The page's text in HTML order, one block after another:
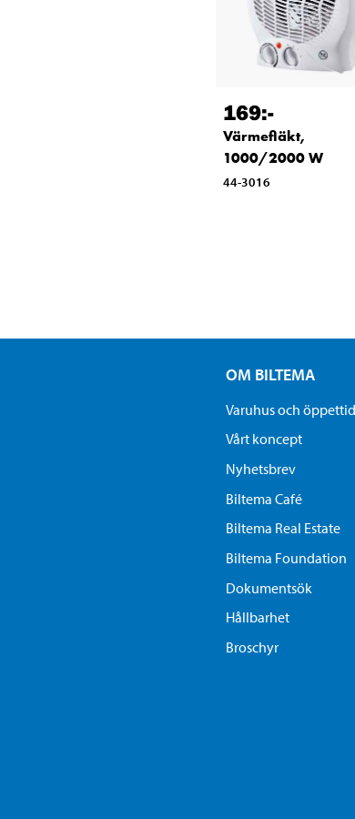
169:-
Värmefläkt,
1000/2000 W
44-3016
OM BILTEMA
Varuhus och
Vårt koncept
Nyhetsbrev
Biltema Café
Biltema Real Estate
Biltema Foundation
Dokumentsök
Hållbarhet
Broschyr